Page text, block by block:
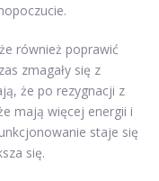
również poprawić
zmagały się z
że po rezygnacji z
mają więcej energii i
staje się
się.